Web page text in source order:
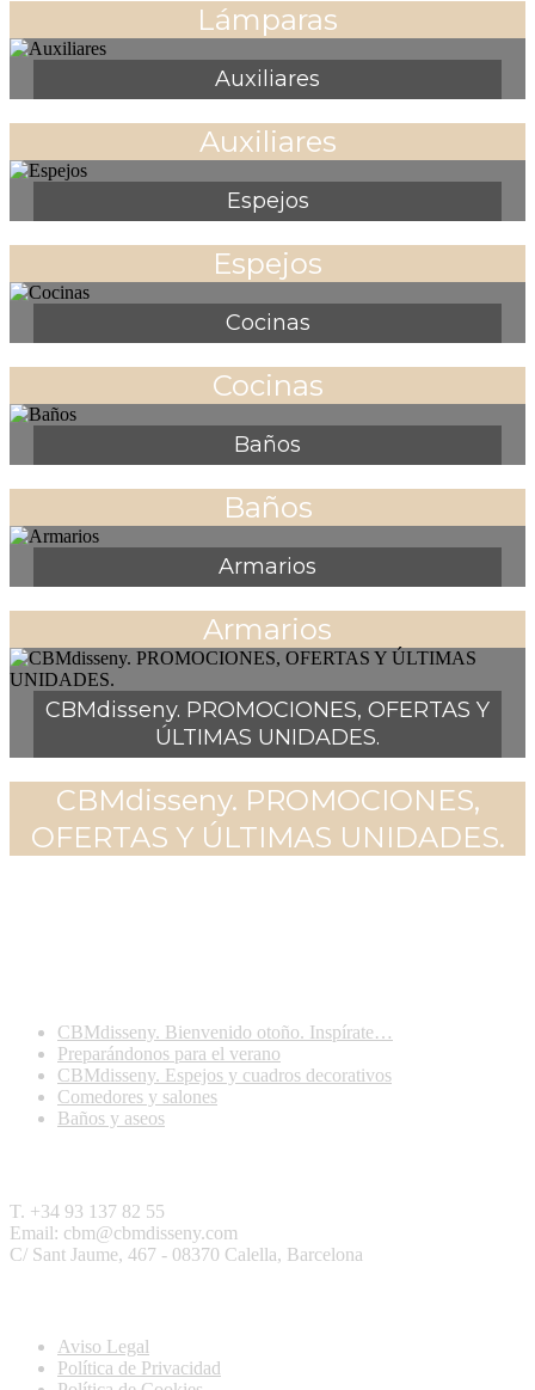
Lámparas
Auxiliares
Auxiliares
Espejos
Espejos
Cocinas
Cocinas
Baños
Baños
Armarios
Armarios
CBMdisseny. PROMOCIONES, OFERTAS Y
ÚLTIMAS UNIDADES.
CBMdisseny. PROMOCIONES,
OFERTAS Y ÚLTIMAS UNIDADES.
CBMdisseny. Bienvenido otoño. Inspírate…
Preparándonos para el verano
CBMdisseny. Espejos y cuadros decorativos
Comedores y salones
Baños y aseos
T. +34 93 137 82 55
Email: cbm@cbmdisseny.com
C/ Sant Jaume, 467 - 08370 Calella, Barcelona
Aviso Legal
Política de Privacidad